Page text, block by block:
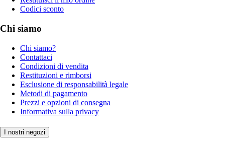
Codici sconto
Chi siamo
Chi siamo?
Contattaci
Condizioni di vendita
Restituzioni e rimborsi
Esclusione di responsabilità legale
Metodi di pagamento
Prezzi e opzioni di consegna
Informativa sulla privacy
I nostri negozi